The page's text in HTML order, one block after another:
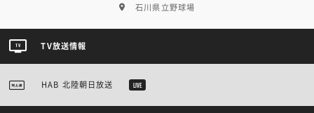
石川県立野球場
TV放送情報
HAB 北陸朝日放送 LIVE